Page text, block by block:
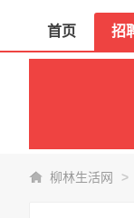
首页 招
柳林生活网 >